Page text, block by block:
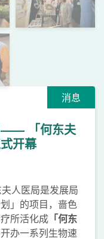
消息
—— 「何东夫
开幕
人医局是发展局
」的项目，啬色
所活化成 「何东
办一系列生物速